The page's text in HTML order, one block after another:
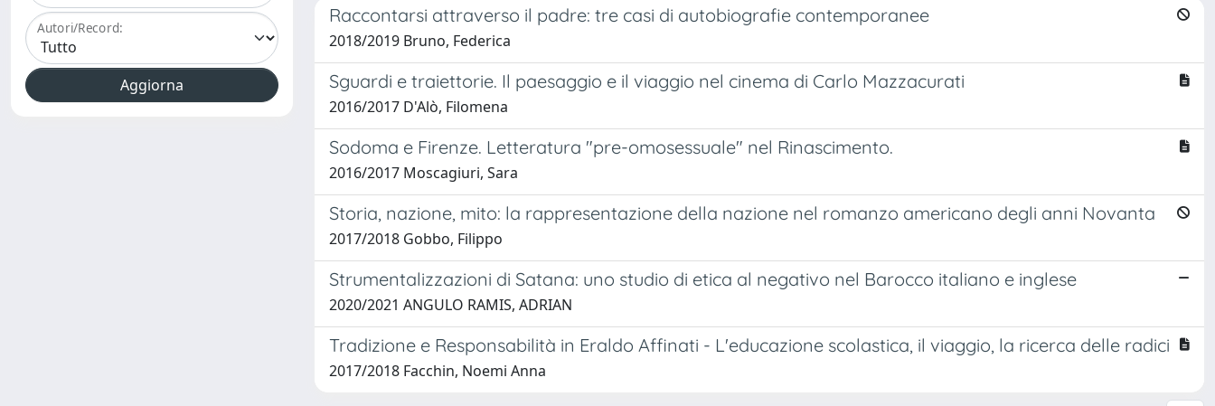
Autori/Record:
Raccontarsi attraverso il padre: tre casi di autobiografie contemporanee
2018/2019 Bruno, Federica
Sguardi e traiettorie. Il paesaggio e il viaggio nel cinema di Carlo Mazzacurati
2016/2017 D'Alò, Filomena
Sodoma e Firenze. Letteratura "pre-omosessuale" nel Rinascimento.
2016/2017 Moscagiuri, Sara
Storia, nazione, mito: la rappresentazione della nazione nel romanzo americano degli anni Novanta
2017/2018 Gobbo, Filippo
Strumentalizzazioni di Satana: uno studio di etica al negativo nel Barocco italiano e inglese
2020/2021 ANGULO RAMIS, ADRIAN
Tradizione e Responsabilità in Eraldo Affinati - L'educazione scolastica, il viaggio, la ricerca delle radici
2017/2018 Facchin, Noemi Anna